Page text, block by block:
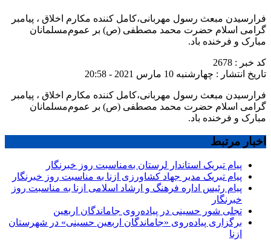
فرارسیدن مبعث رسول مهربانی،‌کامل کننده مکارم اخلاق ، پیامبر
گرامی اسلام حضرت ‌محمد مصطفی (ص) بر عموم‌مسلمانان
مبارک و فرخنده باد.
کد خبر : 2678
تاریخ انتشار : چهارشنبه 10 مارس 2021 - 20:58
فرارسیدن مبعث رسول مهربانی،‌کامل کننده مکارم اخلاق ، پیامبر
گرامی اسلام حضرت ‌محمد مصطفی (ص) بر عموم‌مسلمانان
مبارک و فرخنده باد.
اخبار مرتبط
پیام تبریک استاندار لرستان به‌مناسبت روز خبرنگار
پیام تبریک مدیر جهاد کشاورزی ازنا به مناسبت روز خبرنگار
پیام رئیس اداره فرهنگ و ارشاد اسلامی ازنا به مناسبت روز
خبرنگار
تجلی شور حسینی در پیاده‌روی جاماندگان اربعین
برگزاری پیاده‌روی «جاماندگان اربعین حسینی» در شهرستان
ازنا